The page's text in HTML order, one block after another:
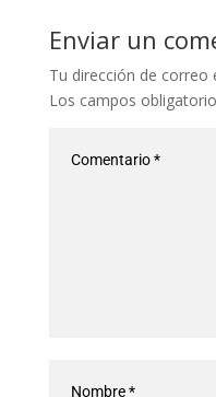
Enviar un
Tu dirección de correo
Los campos